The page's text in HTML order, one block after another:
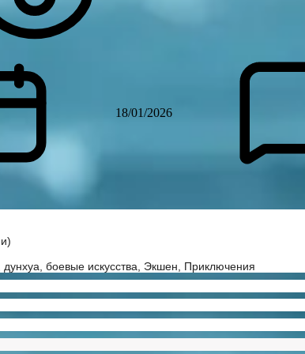
18/01/2026
боевые искусства, Экшен, Приключения